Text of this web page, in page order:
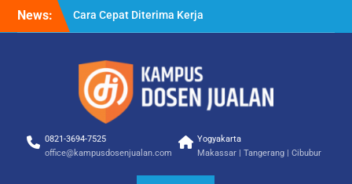
News:
Cara Cepat Diterima Kerja
– Tips Praktis yang Bisa
Cara Biar Dapat Pekerjaan
– Panduan Lengkap untuk
Pencari Kerja
Cara Dapat Pekerjaan –
Memperbesar Peluang
0821-3694-7525
office@kampusdosenjualan.com
Yogyakarta
Makassar | Tangerang | Cibubur